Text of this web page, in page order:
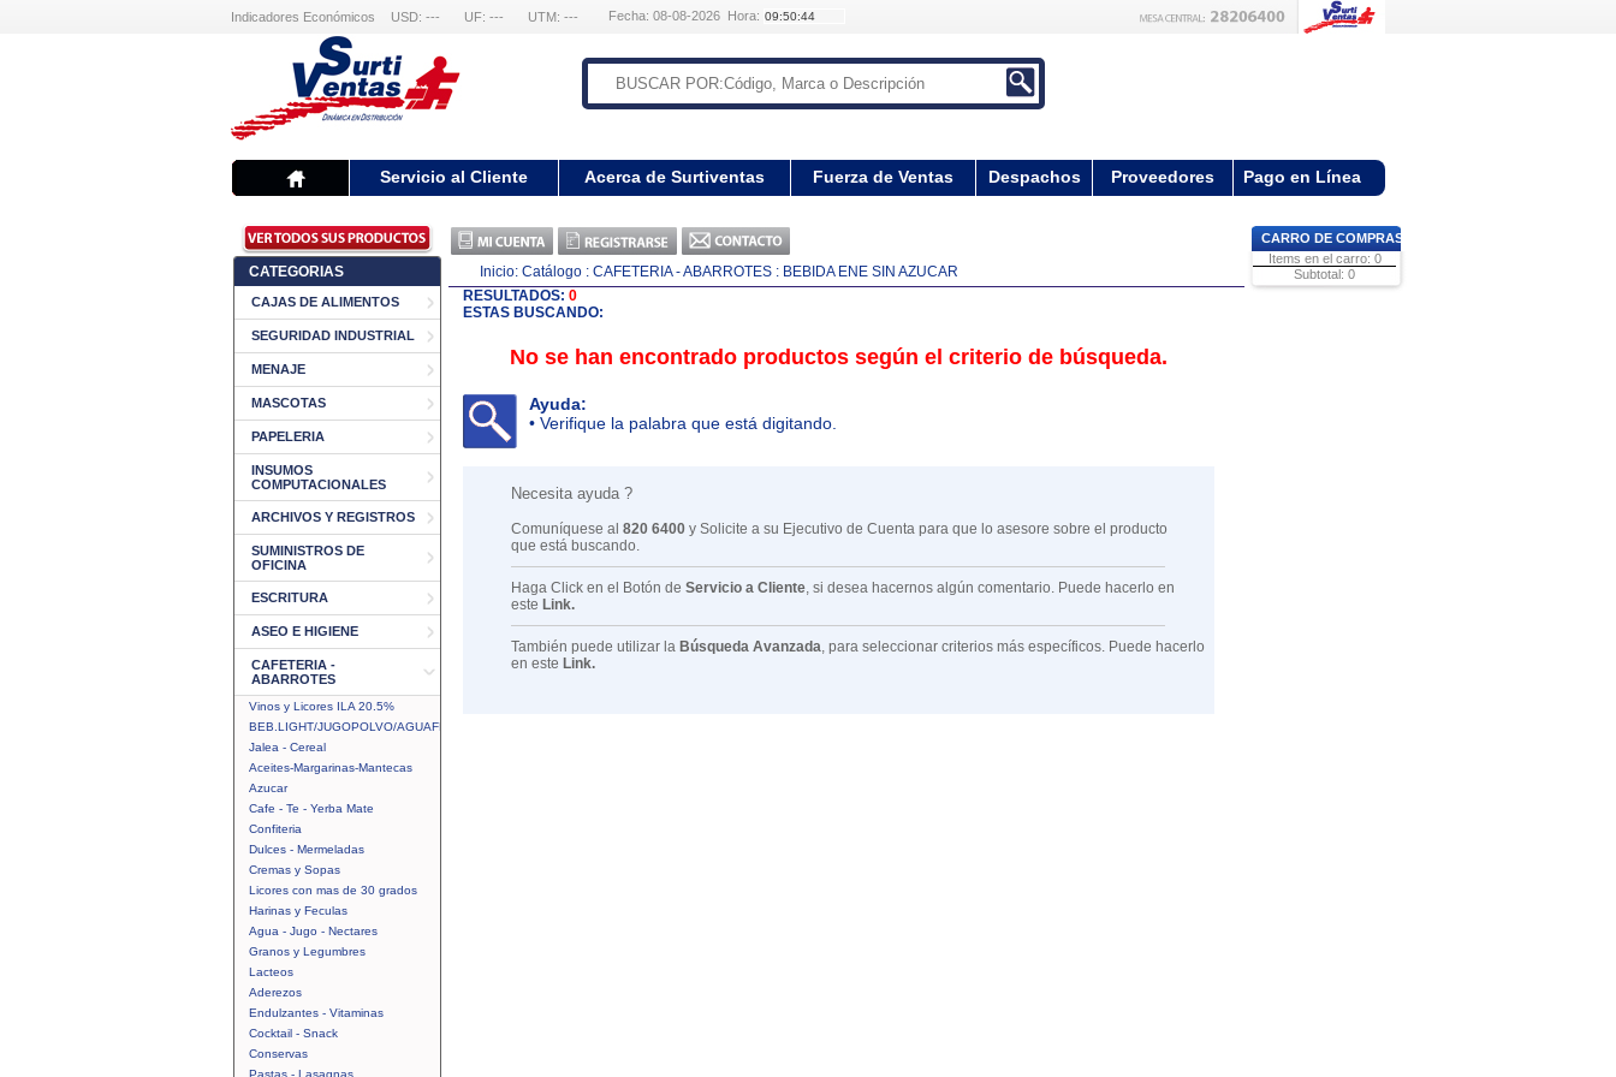
Indicadores Económicos USD: --- UF: --- UTM: --- Fecha: 08-08-2026 Hora:
Servicio al Cliente Acerca de Surtiventas Fuerza de Ventas Despachos Proveedores Pago en Línea
CATEGORIAS
CAJAS DE ALIMENTOS
SEGURIDAD INDUSTRIAL
MENAJE
MASCOTAS
PAPELERIA
INSUMOS
COMPUTACIONALES
ARCHIVOS Y REGISTROS
SUMINISTROS DE
OFICINA
ESCRITURA
ASEO E HIGIENE
CAFETERIA -
ABARROTES
Vinos y Licores ILA 20.5%
BEB.LIGHT/JUGOPOLVO/AGUAFRUTAL
Jalea - Cereal
Aceites-Margarinas-Mantecas
Azucar
Cafe - Te - Yerba Mate
Confiteria
Dulces - Mermeladas
Cremas y Sopas
Licores con mas de 30 grados
Harinas y Feculas
Agua - Jugo - Nectares
Granos y Legumbres
Lacteos
Aderezos
Endulzantes - Vitaminas
Cocktail - Snack
Conservas
Pastas - Lasagnas
Inicio: Catálogo : CAFETERIA - ABARROTES : BEBIDA ENE SIN AZUCAR
RESULTADOS: 0
ESTAS BUSCANDO:
No se han encontrado productos según el criterio de búsqueda.
Ayuda:
• Verifique la palabra que está digitando.
Necesita ayuda ?
Comuníquese al 820 6400y Solicite a su Ejecutivo de Cuenta para que lo asesore sobre el producto
que está buscando.
Haga Click en el Botón de Servicio a Cliente, si desea hacernos algún comentario. Puede hacerlo en
este Link.
También puede utilizar la Búsqueda Avanzada, para seleccionar criterios más específicos. Puede hacerlo
en este Link.
CARRO DE COMPRAS
Items en el carro: 0
Subtotal: 0